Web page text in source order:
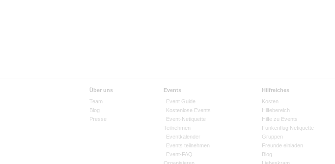
Über uns
Team
Blog
Presse
Events
Event Guide
Kostenlose Events
Event-Netiquette
Teilnehmen
Eventkalender
Events teilnehmen
Event-FAQ
Hilfreiches
Kosten
Hilfebereich
Hilfe zu Events
Funkenflug Netiquette
Gruppen
Freunde einladen
Blog